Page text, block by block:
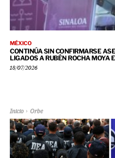
MÉXICO
CONTINÚA SIN CONFIRMARSE
LIGADOS A RUBÉN ROCHA MOYA
18/07/2026